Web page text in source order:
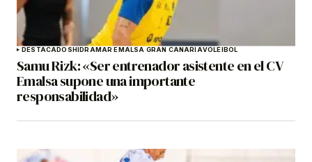
DESTACADOSHIDRAMAR EMALSA GRAN CANARIAVOLEIBOL
Samu Rizk: «Ser entrenador asistente en el CV
Emalsa supone una importante
responsabilidad»